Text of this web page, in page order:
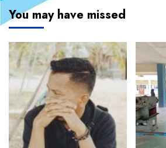
You may have missed